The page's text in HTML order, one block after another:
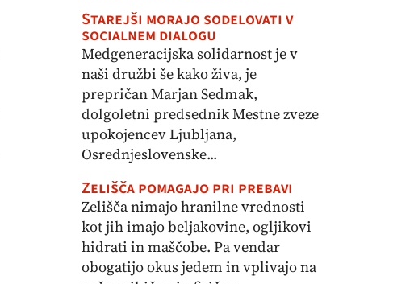
Starejši morajo sodelovati v
socialnem dialogu
Medgeneracijska solidarnost je v
naši družbi še kako živa, je
prepričan Marjan Sedmak,
dolgoletni predsednik Mestne zveze
upokojencev Ljubljana,
Osrednjeslovenske...
Zelišča pomagajo pri prebavi
Zelišča nimajo hranilne vrednosti
kot jih imajo beljakovine, ogljikovi
hidrati in maščobe. Pa vendar
obogatijo okus jedem in vplivajo na